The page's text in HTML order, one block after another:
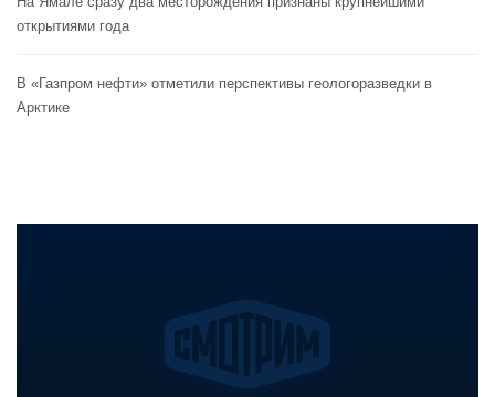
открытиями года
В «Газпром нефти» отметили перспективы геологоразведки в
Арктике